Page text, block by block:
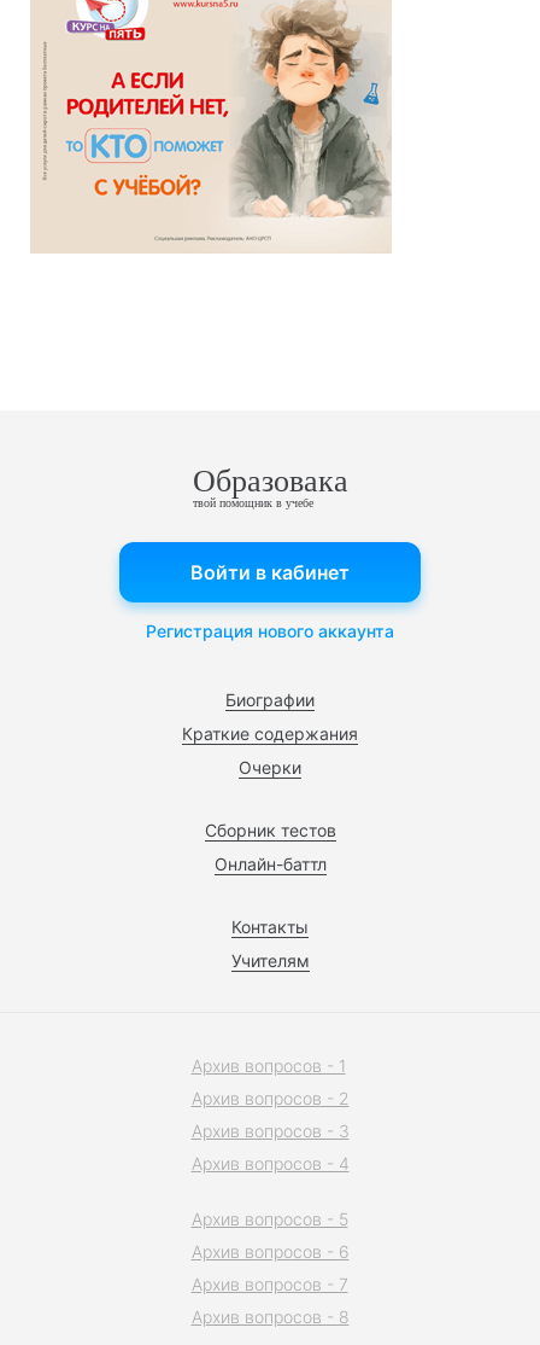
Образовака
твой помощник в учебе
Биографии
Краткие содержания
Очерки
Сборник тестов
Онлайн-баттл
Контакты
Учителям
Войти в кабинет
Регистрация нового аккаунта
Архив вопросов - 1
Архив вопросов - 2
Архив вопросов - 3
Архив вопросов - 4
Архив вопросов - 5
Архив вопросов - 6
Архив вопросов - 7
Архив вопросов - 8